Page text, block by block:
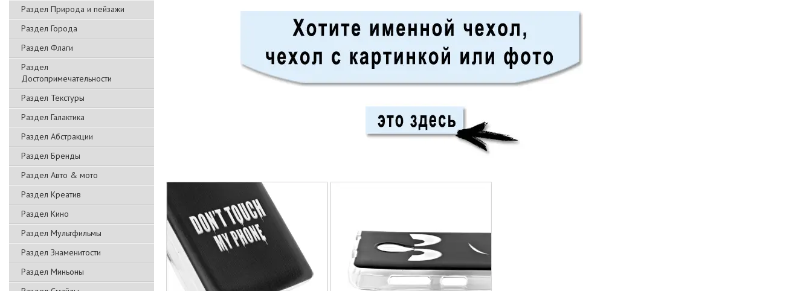
Раздел Природа и пейзажи
Раздел Города
Раздел Флаги
Раздел
Достопримечательности
Раздел Текстуры
Раздел Галактика
Раздел Абстракции
Раздел Бренды
Раздел Авто & мото
Раздел Креатив
Раздел Кино
Раздел Мультфильмы
Раздел Знаменитости
Раздел Миньоны